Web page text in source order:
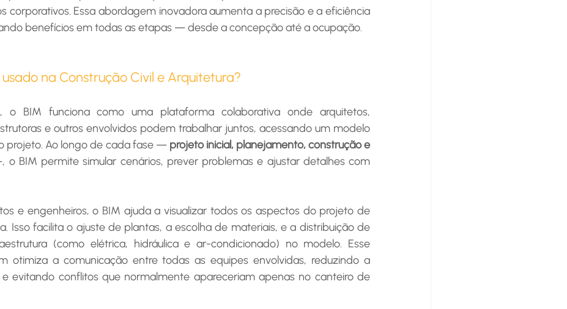
corporativos. Essa abordagem inovadora aumenta a precisão e a eficiência
benefícios em todas as etapas — desde a concepção até a ocupação.
na Construção Civil e Arquitetura?
e outros envolvidos podem trabalhar juntos, acessando um modelo
projeto. Ao longo de cada fase — projeto inicial, planejamento, construção e
BIM permite simular cenários, prever problemas e ajustar detalhes com
Isso facilita o ajuste de plantas, a escolha de materiais, e a distribuição de
(como elétrica, hidráulica e ar-condicionado) no modelo. Esse
otimiza a comunicação entre todas as equipes envolvidas, reduzindo a
evitando conflitos que normalmente apareceriam apenas no canteiro de